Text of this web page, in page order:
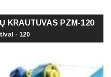
KRAUTUVAS PZM-120
val - 120